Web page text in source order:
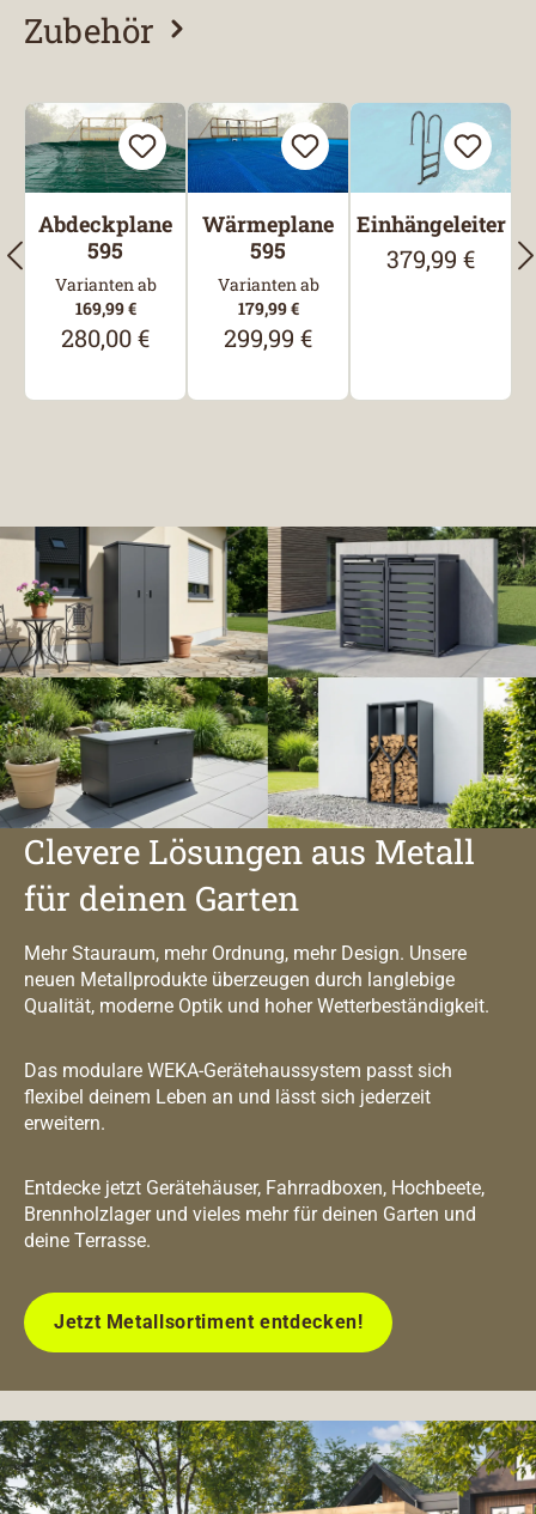
Zubehör
Abdeckplane
595
Varianten ab
169,99 €
Regulärer Preis:
280,00 €
Wärmeplane
595
Varianten ab
179,99 €
Regulärer Preis:
299,99 €
Einhängeleiter
Regulärer
379,99 €
Clevere Lösungen aus Metall
für deinen Garten
Mehr Stauraum, mehr Ordnung, mehr Design. Unsere
neuen Metallprodukte überzeugen durch langlebige
Qualität, moderne Optik und hoher Wetterbeständigkeit.
Das modulare WEKA-Gerätehaussystem passt sich
flexibel deinem Leben an und lässt sich jederzeit
erweitern.
Entdecke jetzt Gerätehäuser, Fahrradboxen, Hochbeete,
Brennholzlager und vieles mehr für deinen Garten und
deine Terrasse.
Jetzt Metallsortiment entdecken!